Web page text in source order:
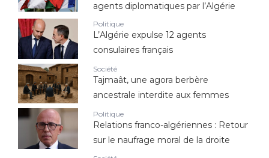
agents diplomatiques par l’Algérie
Politique
L’Algérie expulse 12 agents
consulaires français
Société
Tajmaât, une agora berbère
ancestrale interdite aux femmes
Politique
Relations franco-algériennes : Retour
sur le naufrage moral de la droite